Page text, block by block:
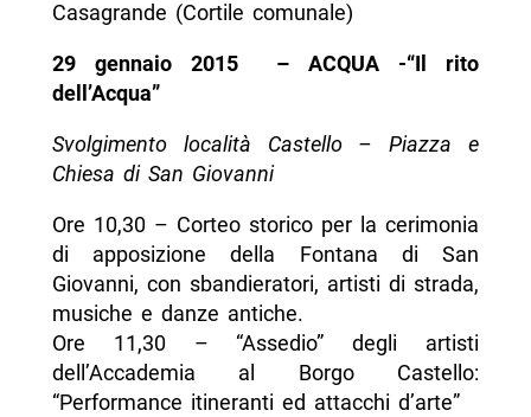
Casagrande (Cortile comunale)
29 gennaio 2015 – ACQUA -“Il rito
dell’Acqua”
Svolgimento località Castello – Piazza e
Chiesa di San Giovanni
Ore 10,30 – Corteo storico per la cerimonia
di apposizione della Fontana di San
Giovanni, con sbandieratori, artisti di strada,
musiche e danze antiche.
Ore 11,30 – “Assedio” degli artisti
dell’Accademia al Borgo Castello:
“Performance itineranti ed attacchi d’arte”